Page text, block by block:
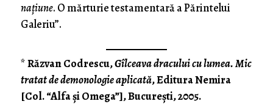
naţiune. O mărturie testamentară a Părintelui
Galeriu”.
*Răzvan Codrescu,Gîlceava dracului cu lumea. Mic
tratat de demonologie aplicată, Editura Nemira
[Col. “Alfa şi Omega”], Bucureşti, 2005.